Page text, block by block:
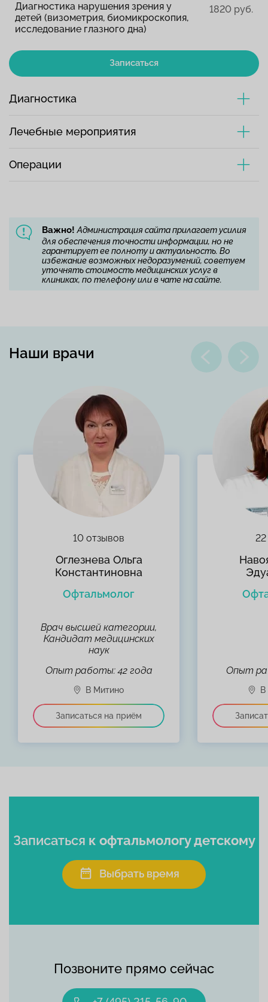
Диагностика нарушения зрения у
детей (визометрия, биомикроскопия,
исследование глазного дна)
1820 руб.
Записаться
Диагностика
Лечебные мероприятия
Операции
Важно! Администрация сайта прилагает усилия
для обеспечения точности информации, но не
гарантирует ее полноту и актуальность. Во
избежание возможных недоразумений, советуем
уточнять стоимость медицинских услуг в
клиниках, по телефону или в чате на сайте.
Наши врачи
10 отзывов
Оглезнева Ольга
Константиновна
Офтальмолог
Врач высшей категории,
Кандидат медицинских
наук
Опыт работы: 42 года
Опыт
Позвоните прямо сейчас
Записаться к офтальмологу детскому
Выбрать время